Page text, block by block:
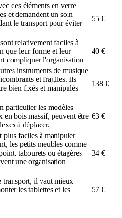
des éléments en verre
et demandent un soin
le transport pour éviter
55 €
relativement faciles à
que leur forme et leur
compliquer l'organisation.
40 €
instruments de musique
et fragiles. Ils
bien fixés et manipulés
138 €
particulier les modèles
en bois massif, peuvent être
à déplacer.
63 €
plus faciles à manipuler
les petits meubles comme
tabourets ou étagères
une organisation
34 €
transport, il vaut mieux
les tablettes et les
57 €